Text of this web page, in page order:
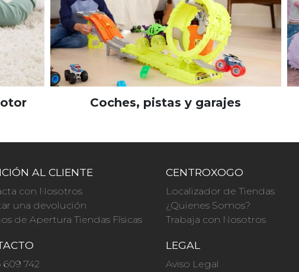
Coches, pistas y garajes
AL CLIENTE
con Nosotros
una devolución
de Apertura Tiendas Físicas
742
CENTROXOGO
Localizador de Tiendas
¿Quienes Somos?
Trabaja con Nosotros
LEGAL
Aviso Legal